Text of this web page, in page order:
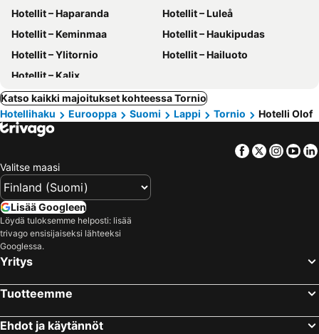
Hotellit – Haparanda
Hotellit – Luleå
Hotellit – Keminmaa
Hotellit – Haukipudas
Hotellit – Ylitornio
Hotellit – Hailuoto
Hotellit – Kalix
Katso kaikki majoitukset kohteessa Tornio
Hotellihaku
Eurooppa Suomi Lappi Tornio Hotelli Olof
Facebook
Twitter
Valitse maasi
Lisää Googleen
Löydä tuloksemme helposti: lisää
trivago ensisijaiseksi lähteeksi
Googlessa.
Yritys
Tuotteemme
Ehdot ja käytännöt